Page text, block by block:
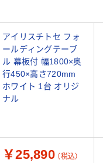
アイリスチトセ フォ
ールディングテーブ
ル 幕板付 幅1800×奥
行450×高さ720mm
ホワイト 1台 オリジ
ナル
￥25,890 （税込）